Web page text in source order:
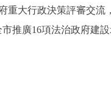
重大行政決策評審交流
推廣16項法治政府建